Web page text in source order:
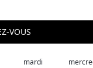
VOUS
mardi